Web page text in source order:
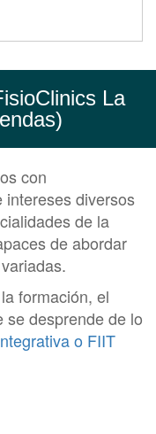
La
con
intereses diversos
de la
de abordar
formación, el
desprende de lo
o FIIT